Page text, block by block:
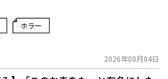
ホラー
2026年08月04日